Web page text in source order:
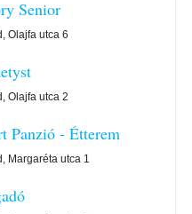
Senior
Olajfa utca 6
Olajfa utca 2
Panzió - Étterem
Margaréta utca 1